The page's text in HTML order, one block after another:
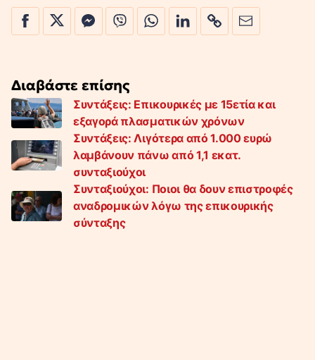
Διαβάστε επίσης
Συντάξεις: Επικουρικές με 15ετία και
εξαγορά πλασματικών χρόνων
Συντάξεις: Λιγότερα από 1.000 ευρώ
λαμβάνουν πάνω από 1,1 εκατ.
συνταξιούχοι
Συνταξιούχοι: Ποιοι θα δουν επιστροφές
αναδρομικών λόγω της επικουρικής
σύνταξης